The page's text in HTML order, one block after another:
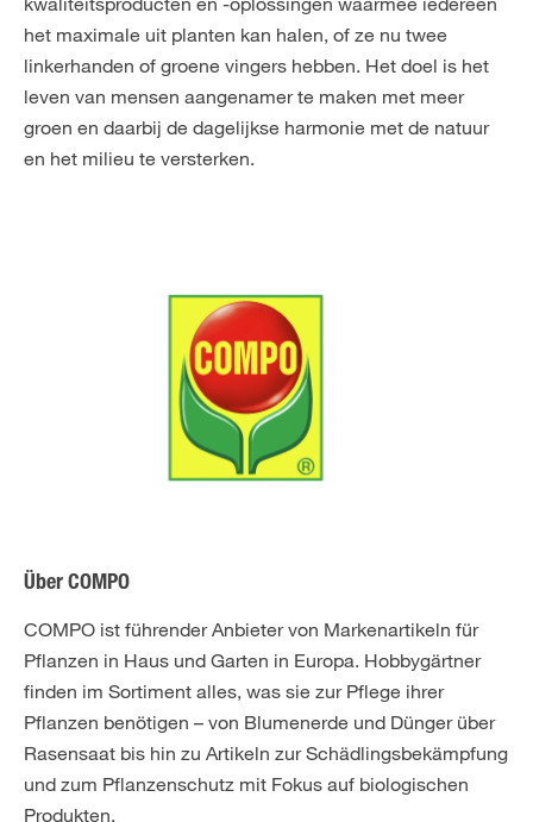
het maximale uit planten kan halen, of ze nu twee
linkerhanden of groene vingers hebben. Het doel is het
leven van mensen aangenamer te maken met meer
groen en daarbij de dagelijkse harmonie met de natuur
en het milieu te versterken.
Über COMPO
COMPO ist führender Anbieter von Markenartikeln für
Pflanzen in Haus und Garten in Europa. Hobbygärtner
finden im Sortiment alles, was sie zur Pflege ihrer
Pflanzen benötigen – von Blumenerde und Dünger über
Rasensaat bis hin zu Artikeln zur Schädlingsbekämpfung
und zum Pflanzenschutz mit Fokus auf biologischen
Produkten.